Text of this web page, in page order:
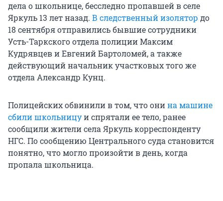
дела о школьнице, бесследно пропавшей в селе
Яркуль 13 лет назад. В следственный изолятор до
18 сентября отправились бывшие сотрудники
Усть-Таркского отдела полиции Максим
Кудрявцев и Евгений Бартоломей, а также
действующий начальник участковых того же
отдела Александр Кунц.
Полицейских обвинили в том, что онина машине
сбили школьницуи спрятали ее тело, ранее
сообщили жители села Яркуль корреспонденту
НГС. По сообщению Центрального суда становится
понятно, что могло произойти в день, когда
пропала школьница.